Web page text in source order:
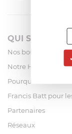
QUI SOMMES-
Nos boutiques
Notre Histoire
Pourquoi acheter
Francis Batt pour
Partenaires
Réseaux